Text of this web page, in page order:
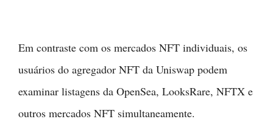
Em contraste com os mercados NFT individuais, os
usuários do agregador NFT da Uniswap podem
examinar listagens da OpenSea, LooksRare, NFTX e
outros mercados NFT simultaneamente.